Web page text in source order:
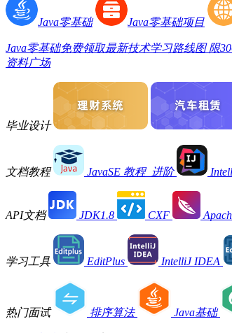
Java零基础 Java零基础项目
Java零基础免费领取最新技术学习路线图 限
资料广场
毕业设计
文档教程 JavaSE 教程_进阶
API文档 JDK1.8 CXF
学习工具 EditPlus IntelliJ IDEA
热门面试 排序算法 Java基础